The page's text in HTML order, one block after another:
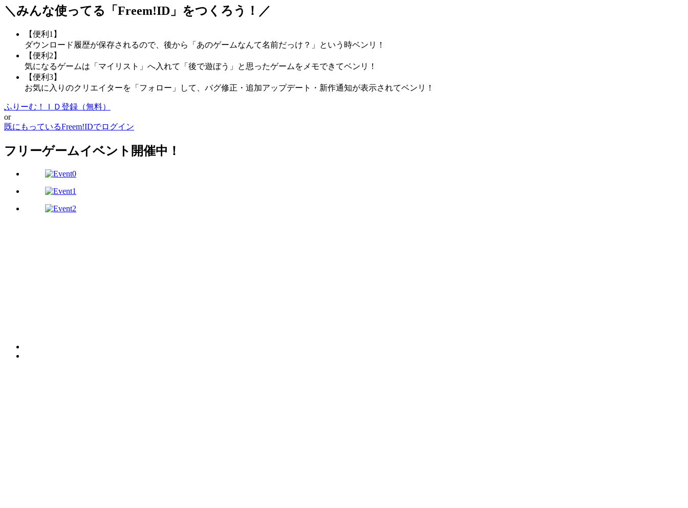
＼みんな使ってる「 Freem!ID 」をつくろう！／
【便利1】
ダウンロード履歴が保存されるので、後から「あのゲームなんて名前だっけ？」という時ベンリ！
【便利2】
気になるゲームは「マイリスト」へ入れて「後で遊ぼう」と思ったゲームをメモできてベンリ！
【便利3】
お気に入りのクリエイターを「フォロー」して、バグ修正・追加アップデート・新作通知が表示されてベンリ！
ふりーむ！ＩＤ登録（無料）
or
既にもっているFreem!IDでログイン
フリーゲームイベント開催中！